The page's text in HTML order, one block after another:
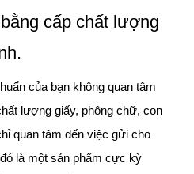
cấp chất lượng
của bạn không quan tâm
lượng giấy, phông chữ, con
quan tâm đến việc gửi cho
là một sản phẩm cực kỳ